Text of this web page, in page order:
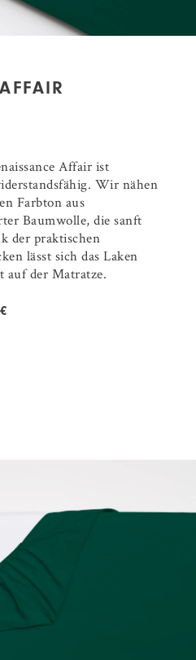
Affair ist
Wir nähen
Farbton aus
Baumwolle, die sanft
der praktischen
lässt sich das Laken
auf der Matratze.